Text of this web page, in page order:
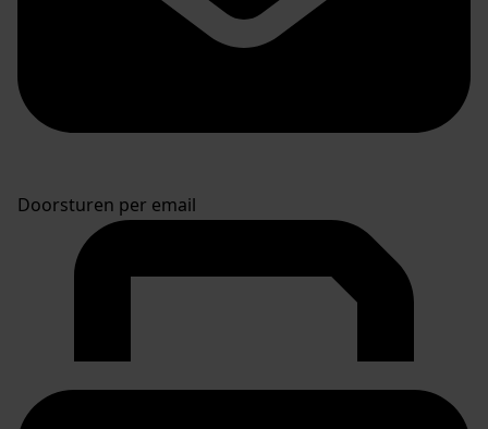
Doorsturen per email